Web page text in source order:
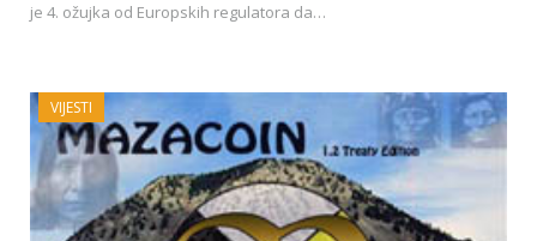
je 4. ožujka od Europskih regulatora da…
VIJESTI